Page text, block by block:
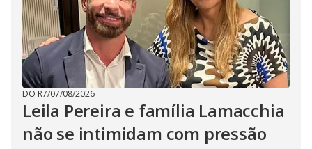
DO R7/07/08/2026
Leila Pereira e família Lamacchia
não se intimidam com pressão